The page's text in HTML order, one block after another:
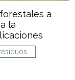
a
la